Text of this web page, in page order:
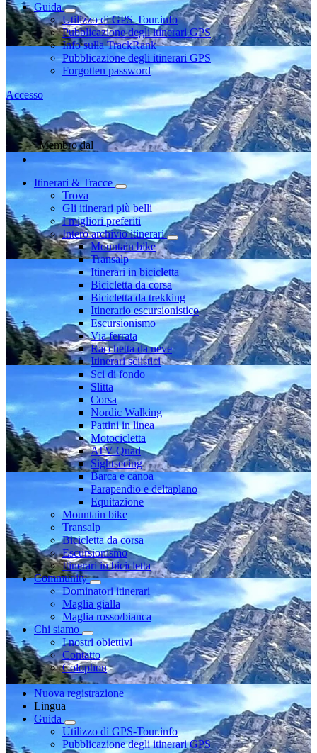
Guida
Utilizzo di GPS-Tour.info
Pubblicazione degli itinerari GPS
Info sulla TrackRank
Pubblicazione degli itinerari GPS
Forgotten password
Accesso
Membro dal
Itinerari & Tracce
Trova
Gli itinerari più belli
I migliori preferiti
Intero archivio itinerari
Mountain bike
Transalp
Itinerari in bicicletta
Bicicletta da corsa
Bicicletta da trekking
Itinerario escursionistico
Escursionismo
Via ferrata
Racchetta da neve
Itinerari sciistici
Sci di fondo
Slitta
Corsa
Nordic Walking
Pattini in linea
Motocicletta
ATV-Quad
Sightseeing
Barca e canoa
Parapendio e deltaplano
Equitazione
Mountain bike
Transalp
Bicicletta da corsa
Escursionismo
Itinerari in bicicletta
Community
Dominatori itinerari
Maglia gialla
Maglia rosso/bianca
Chi siamo
I nostri obiettivi
Contatto
Colophon
Nuova registrazione
Lingua
Guida
Utilizzo di GPS-Tour.info
Pubblicazione degli itinerari GPS